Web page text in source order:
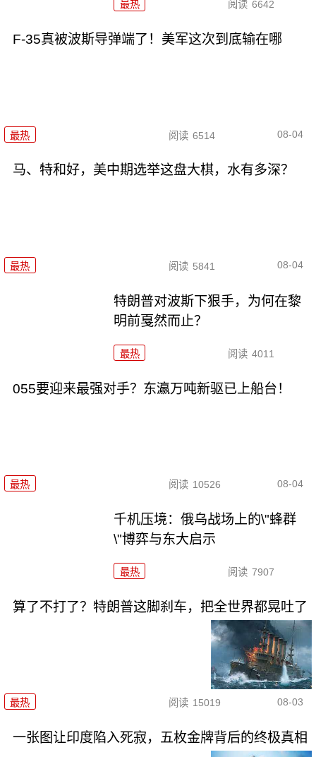
最热 阅读 6642
F-35真被波斯导弹端了！美军这次到底输在哪
最热 阅读 6514 08-04
马、特和好，美中期选举这盘大棋，水有多深？
最热 阅读 5841 08-04
特朗普对波斯下狠手，为何在黎
明前戛然而止？
最热 阅读 4011
055要迎来最强对手？东瀛万吨新驱已上船台！
最热 阅读 10526 08-04
千机压境：俄乌战场上的\"蜂群
\"博弈与东大启示
最热 阅读 7907
算了不打了？特朗普这脚刹车，把全世界都晃吐了
最热 阅读 15019 08-03
一张图让印度陷入死寂，五枚金牌背后的终极真相